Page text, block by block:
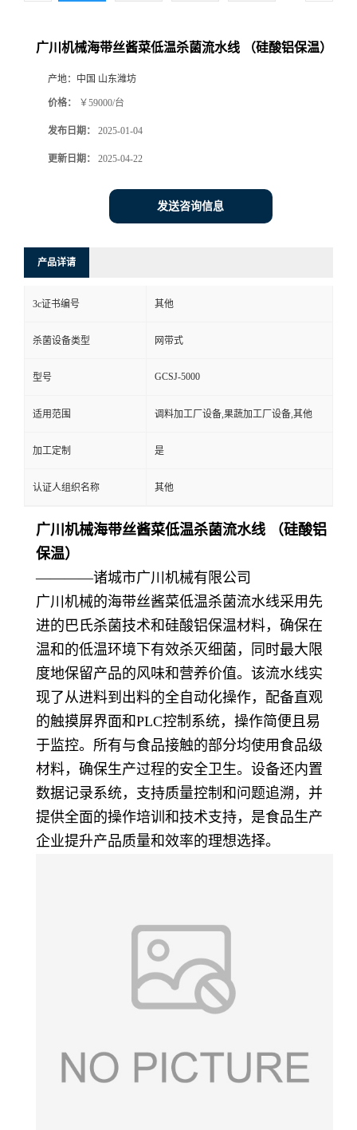
广川机械海带丝酱菜低温杀菌流水线 （硅酸铝保温）
产地： 中国 山东潍坊
价格： ￥59000/台
发布日期： 2025-01-04
更新日期： 2025-04-22
发送咨询信息
产品详请
3c证书编号 其他
杀菌设备类型 网带式
型号 GCSJ-5000
适用范围 调料加工厂设备,果蔬加工厂设备,其他
加工定制 是
认证人组织名称 其他
广川机械海带丝酱菜低温杀菌流水线 （硅酸铝
保温）
————诸城市广川机械有限公司
广川机械的海带丝酱菜低温杀菌流水线采用先
进的巴氏杀菌技术和硅酸铝保温材料，确保在
温和的低温环境下有效杀灭细菌，同时最大限
度地保留产品的风味和营养价值。该流水线实
现了从进料到出料的全自动化操作，配备直观
的触摸屏界面和PLC控制系统，操作简便且易
于监控。所有与食品接触的部分均使用食品级
材料，确保生产过程的安全卫生。设备还内置
数据记录系统，支持质量控制和问题追溯，并
提供全面的操作培训和技术支持，是食品生产
企业提升产品质量和效率的理想选择。